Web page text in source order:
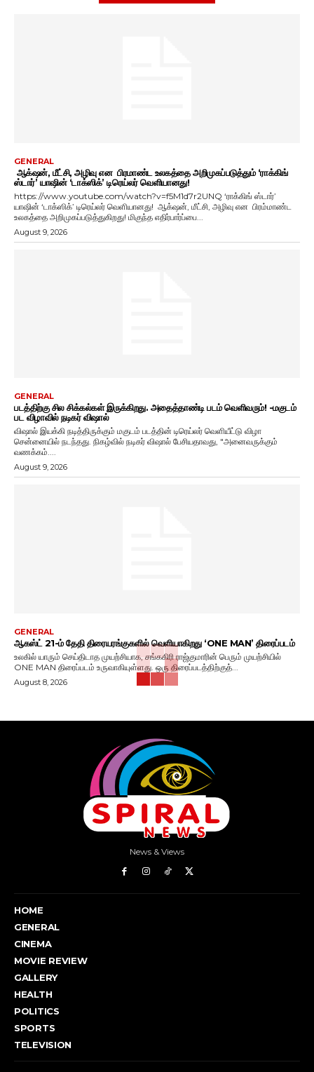
GENERAL
ஆக்‌ஷன், மீட்சி, அழிவு என பிரமாண்ட உலகத்தை அறிமுகப்படுத்தும் ‘ராக்கிங்
ஸ்டார்’ யாஷின் ‘டாக்ஸிக்’ டிரெய்லர் வெளியானது!
https://www.youtube.com/watch?v=f5M1d7r2UNQ ‘ராக்கிங் ஸ்டார்’
யாஷின் ‘டாக்ஸிக்’ டிரெய்லர் வெளியானது! ஆக்‌ஷன், மீட்சி, அழிவு என பிரம்மாண்ட
உலகத்தை அறிமுகப்படுத்துகிறது! மிகுந்த எதிர்பார்ப்பை...
August 9, 2026
GENERAL
படத்திற்கு சில சிக்கல்கள் இருக்கிறது. அதைத்தாண்டி படம் வெளிவரும்! -மகுடம்
பட விழாவில் நடிகர் விஷால்
விஷால் இயக்கி நடித்திருக்கும் மகுடம் படத்தின் டிரெய்லர் வெளியீட்டு விழா
சென்னையில் நடந்தது. நிகழ்வில் நடிகர் விஷால் பேசியதாவது, "அனைவருக்கும்
வணக்கம்....
August 9, 2026
GENERAL
ஆகஸ்ட் 21-ம் தேதி திரையரங்குகளில் வெளியாகிறது ‘ONE MAN’ திரைப்படம்
உலகில் யாரும் செய்திடாத முயற்சியாக, சங்ககிரி ராஜ்குமாரின் பெரும் முயற்சியில்
ONE MAN திரைப்படம் உருவாகியுள்ளது. ஒரு திரைப்படத்திற்குத்...
August 8, 2026
News & Views
HOME
GENERAL
CINEMA
MOVIE REVIEW
GALLERY
HEALTH
POLITICS
SPORTS
TELEVISION